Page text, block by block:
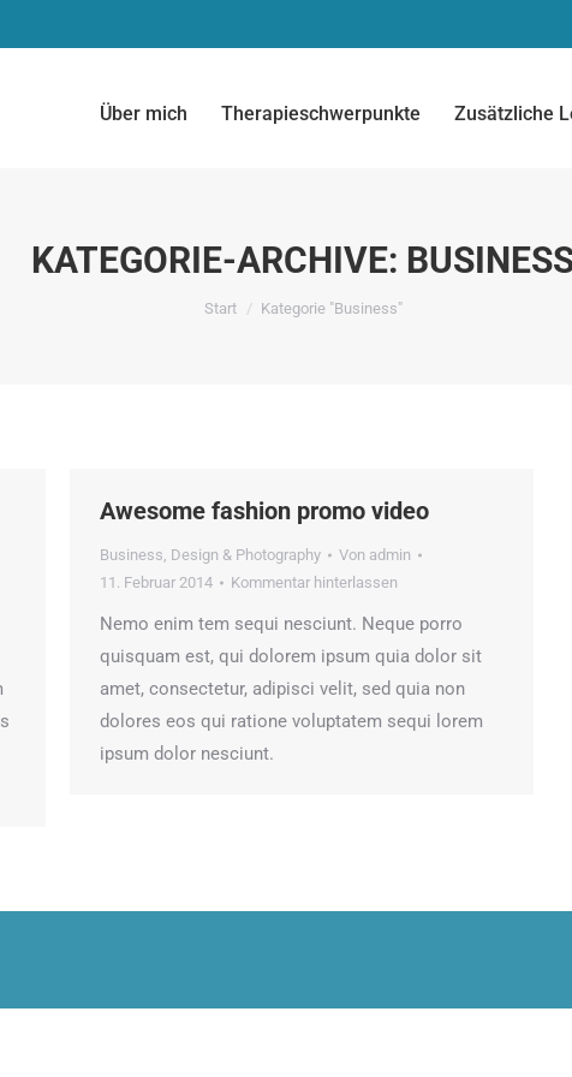
Über mich Therapieschwerpunkte Zusätzliche
KATEGORIE-ARCHIVE:
Sie befinden sich hier:
Start Kategorie "Business"
Awesome fashion promo video
Business, Design & Photography Von admin
11. Februar 2014
Kommentar hinterlassen
Nemo enim tem sequi nesciunt. Neque porro
quisquam est, qui dolorem ipsum quia dolor sit
amet, consectetur, adipisci velit, sed quia non
dolores eos qui ratione voluptatem sequi lorem
ipsum dolor nesciunt.